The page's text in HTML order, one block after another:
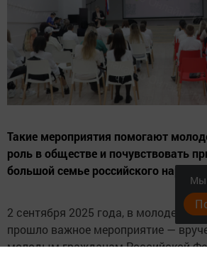
Такие мероприятия помогают
роль в обществе и почувствовать
большой семье российского народа.
2 сентября 2025 года, в молодежном
прошло важное мероприятие —
молодым гражданам Российской
Мы